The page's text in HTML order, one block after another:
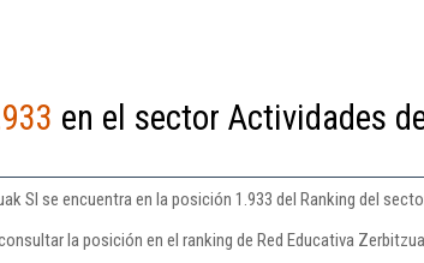
en el sector Actividades
Sl se encuentra en la posición 1.933 del Ranking del
la posición en el ranking de Red Educativa